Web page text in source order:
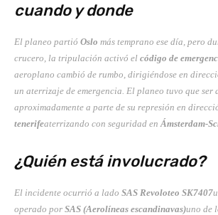
cuando y donde
El planeo partió Oslo más temprano ese día, pero
crucero, la tripulación activó el código de
aeroplano cambió de rumbo, dirigiéndose en
un aterrizaje de emergencia. El planeo tuvo que ser
aproximadamente a parte de su represión en
tenerifeaterrizando con seguridad enÁmsterdam-
¿Quién está involucrado?
El incidente ocurrió a lado SAS Revoloteo SK7407
operado por SAS (Aerolíneas escandinavas)uno de